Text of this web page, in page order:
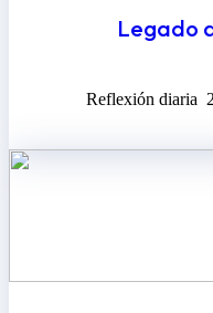
Legado
Reflexión diaria